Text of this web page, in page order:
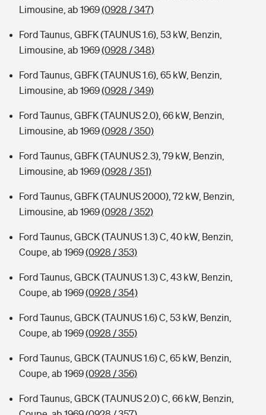
Limousine, ab 1969(0928 / 347)
Ford Taunus, GBFK (TAUNUS 1.6), 53 kW, Benzin,
Limousine, ab 1969(0928 / 348)
Ford Taunus, GBFK (TAUNUS 1.6), 65 kW, Benzin,
Limousine, ab 1969(0928 / 349)
Ford Taunus, GBFK (TAUNUS 2.0), 66 kW, Benzin,
Limousine, ab 1969(0928 / 350)
Ford Taunus, GBFK (TAUNUS 2.3), 79 kW, Benzin,
Limousine, ab 1969(0928 / 351)
Ford Taunus, GBFK (TAUNUS 2000), 72 kW, Benzin,
Limousine, ab 1969(0928 / 352)
Ford Taunus, GBCK (TAUNUS 1.3) C, 40 kW, Benzin,
Coupe, ab 1969(0928 / 353)
Ford Taunus, GBCK (TAUNUS 1.3) C, 43 kW, Benzin,
Coupe, ab 1969(0928 / 354)
Ford Taunus, GBCK (TAUNUS 1.6) C, 53 kW, Benzin,
Coupe, ab 1969(0928 / 355)
Ford Taunus, GBCK (TAUNUS 1.6) C, 65 kW, Benzin,
Coupe, ab 1969(0928 / 356)
Ford Taunus, GBCK (TAUNUS 2.0) C, 66 kW, Benzin,